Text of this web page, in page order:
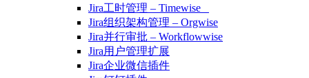
Jira工时管理 – Timewise
Jira组织架构管理 – Orgwise
Jira并行审批 – Workflowwise
Jira用户管理扩展
Jira企业微信插件